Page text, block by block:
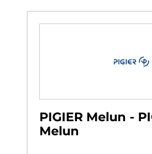
PIGIER Melun -
Melun